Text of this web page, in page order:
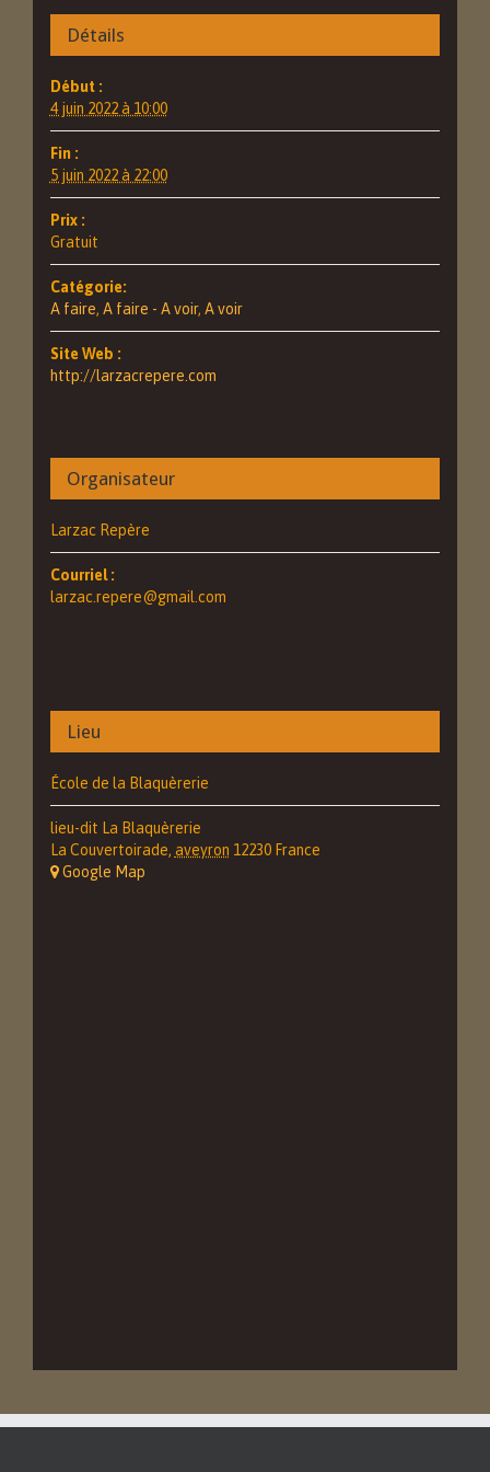
Détails
Début :
4 juin 2022 à 10:00
Fin :
5 juin 2022 à 22:00
Prix :
Gratuit
Catégorie:
A faire, A faire - A voir, A voir
Site Web :
http://larzacrepere.com
Organisateur
Larzac Repère
Courriel :
larzac.repere@gmail.com
Lieu
École de la Blaquèrerie
lieu-dit La Blaquèrerie
La Couvertoirade, aveyron 12230 France
+ Google Map